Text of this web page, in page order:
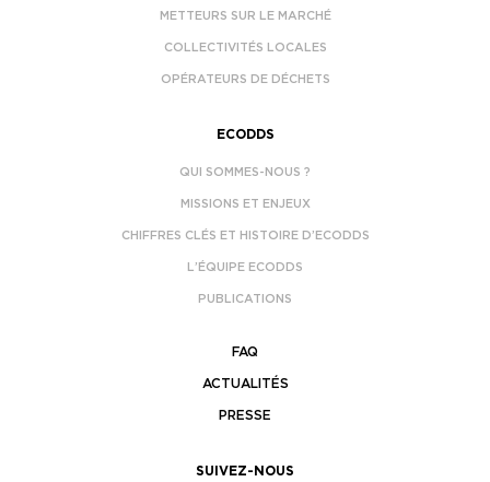
METTEURS SUR LE MARCHÉ
COLLECTIVITÉS LOCALES
OPÉRATEURS DE DÉCHETS
ECODDS
QUI SOMMES-NOUS ?
MISSIONS ET ENJEUX
CHIFFRES CLÉS ET HISTOIRE D’ECODDS
L’ÉQUIPE ECODDS
PUBLICATIONS
FAQ
ACTUALITÉS
PRESSE
SUIVEZ-NOUS